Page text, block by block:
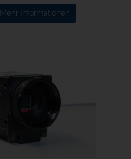
Mehr Informationen